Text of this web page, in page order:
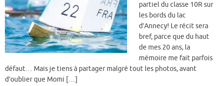
partiel du classe 10R sur
les bords du lac
d’Annecy! Le récit sera
bref, parce que du haut
de mes 20 ans, la
mémoire me fait parfois
défaut… Mais je tiens à partager malgré tout les photos, avant
d’oublier que Momi […]